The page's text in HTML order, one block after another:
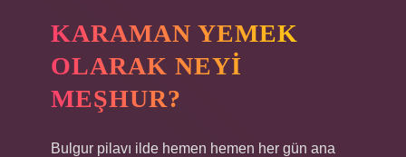
KARAMAN YEMEK
OLARAK NEYI
MEŞHUR?
Bulgur pilavı ilde hemen hemen her gün ana